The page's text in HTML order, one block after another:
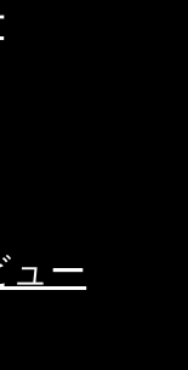
ュー